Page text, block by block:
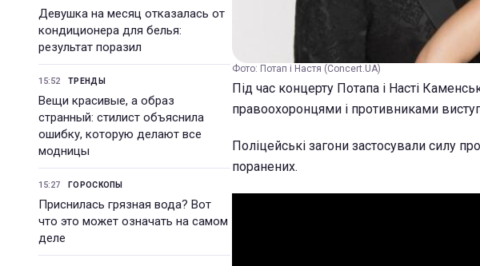
Девушка на месяц отказалась от
кондиционера для белья:
результат поразил
15:52 ТРЕНДЫ
Вещи красивые, а образ
странный: стилист объяснила
ошибку, которую делают все
модницы
15:27 ГОРОСКОПЫ
Приснилась грязная вода? Вот
что это может означать на самом
деле
Фото: Потап і Настя (Concert.UA)
Під час концерту Потапа і Насті
правоохоронцями і противниками
Поліцейські загони застосували силу
поранених.